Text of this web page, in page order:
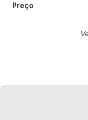
Preço